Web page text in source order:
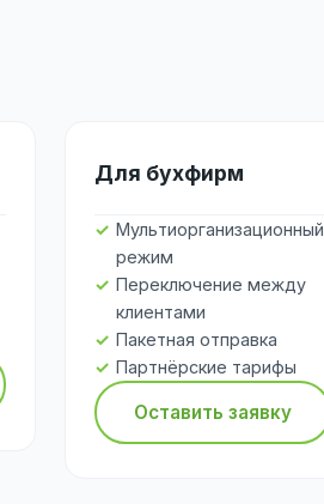
Для бухфирм
Мультиорганизационный
режим
Переключение между
клиентами
Пакетная отправка
Партнёрские тарифы
Оставить заявку